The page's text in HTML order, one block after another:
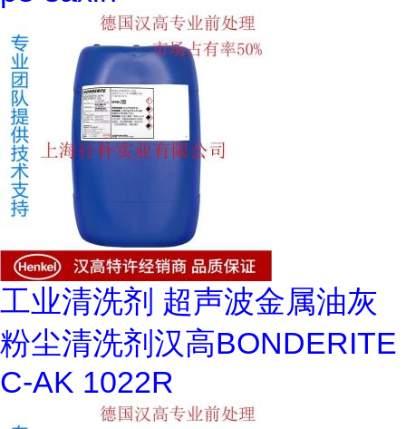
工业清洗剂 超声波金属油灰
粉尘清洗剂汉高BONDERITE
C-AK 1022R